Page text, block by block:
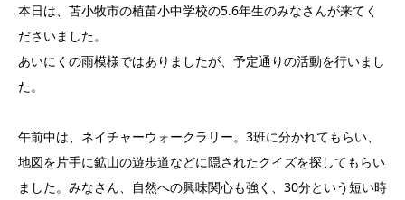
本日は、苫小牧市の植苗小中学校の5.6年生のみなさんが来てく
ださいました。
あいにくの雨模様ではありましたが、予定通りの活動を行いまし
た。
午前中は、ネイチャーウォークラリー。3班に分かれてもらい、
地図を片手に鉱山の遊歩道などに隠されたクイズを探してもらい
ました。みなさん、自然への興味関心も強く、30分という短い時